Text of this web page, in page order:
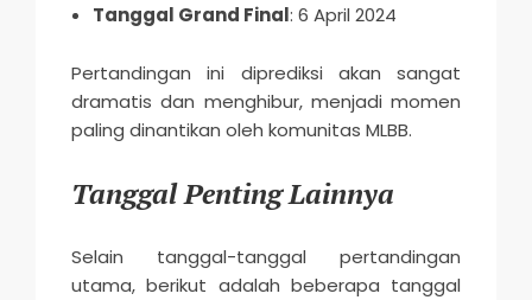
Tanggal Grand Final: 6 April 2024
Pertandingan ini diprediksi akan sangat
dramatis dan menghibur, menjadi momen
paling dinantikan oleh komunitas MLBB.
Tanggal Penting Lainnya
Selain tanggal-tanggal pertandingan
utama, berikut adalah beberapa tanggal